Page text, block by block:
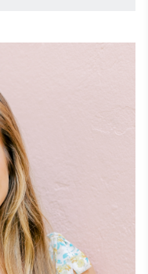
κοινωνικής
και τη
διετέλεσε
και των
Κοινωνικό
Καλών
Τεχνών του
Πανεπιστημίου Virginia Commonwealth.